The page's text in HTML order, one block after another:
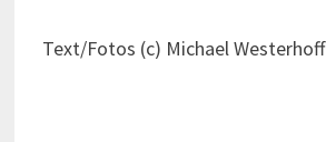
Text/Fotos (c) Michael Westerhoff